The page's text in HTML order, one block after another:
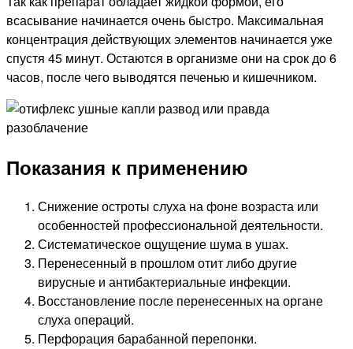
всасывание начинается очень быстро. Максимальная
концентрация действующих элементов начинается уже
спустя 45 минут. Остаются в организме они на срок до 6
часов, после чего выводятся печенью и кишечником.
Показания к применению
Снижение остроты слуха на фоне возраста или
особенностей профессиональной деятельности.
Систематическое ощущение шума в ушах.
Перенесенный в прошлом отит либо другие
вирусные и антибактериальные инфекции.
Восстановление после перенесенных на органе
слуха операций.
Перфорация барабанной перепонки.